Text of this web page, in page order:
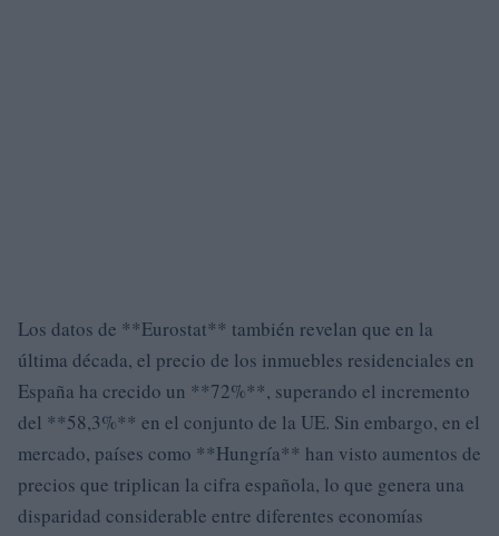
Los datos de **Eurostat** también revelan que en la
última década, el precio de los inmuebles residenciales en
España ha crecido un **72%**, superando el incremento
del **58,3%** en el conjunto de la UE. Sin embargo, en el
mercado, países como **Hungría** han visto aumentos de
precios que triplican la cifra española, lo que genera una
disparidad considerable entre diferentes economías